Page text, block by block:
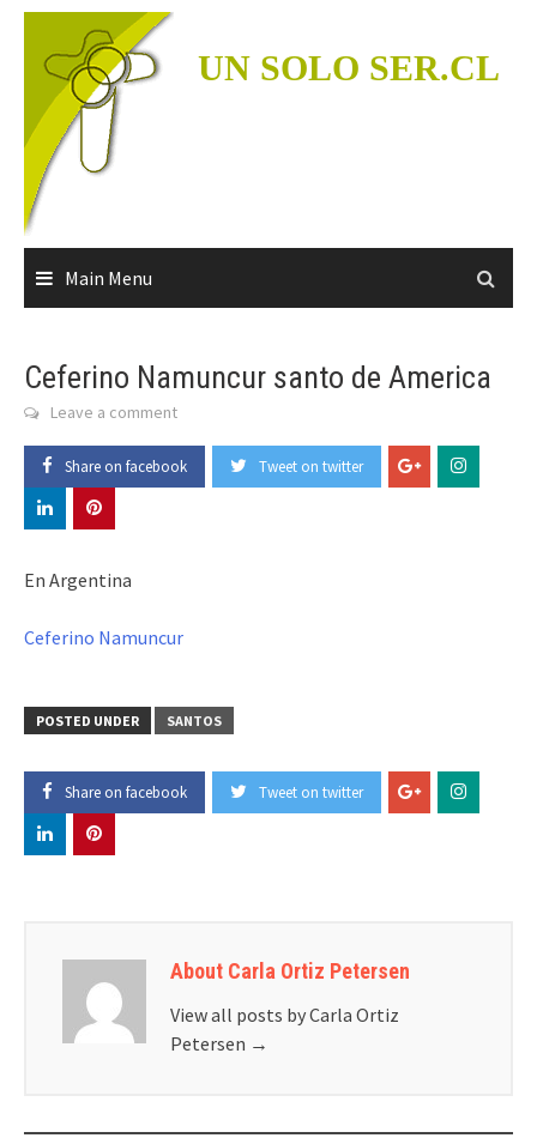
Skip
content
UN SOLO SER.CL
Main Menu
Ceferino Namuncur santo de America
Leave a comment
Share on facebook Tweet on twitter
En Argentina
Ceferino Namuncur
POSTED UNDER SANTOS
Share on facebook Tweet on twitter
About Carla Ortiz Petersen
View all posts by Carla Ortiz
Petersen →